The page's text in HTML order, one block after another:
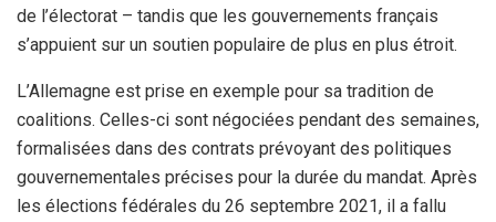
de l’électorat – tandis que les gouvernements français
s’appuient sur un soutien populaire de plus en plus étroit.
L’Allemagne est prise en exemple pour sa tradition de
coalitions. Celles-ci sont négociées pendant des semaines,
formalisées dans des contrats prévoyant des politiques
gouvernementales précises pour la durée du mandat. Après
les élections fédérales du 26 septembre 2021, il a fallu